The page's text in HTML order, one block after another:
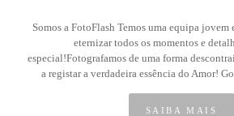
Somos a FotoFlash Temos uma equipa
eternizar todos os momentos e
especial!Fotografamos de uma forma
a registar a verdadeira essência do Amor!
SAIBA MAIS